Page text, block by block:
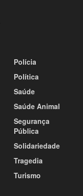
Polícia
Política
Saúde
Saúde Animal
Segurança
Pública
Solidariedade
Tragedia
Turismo